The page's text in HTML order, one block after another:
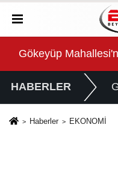
Gökeyüp
HABERLER
Haberler EKONOMİ